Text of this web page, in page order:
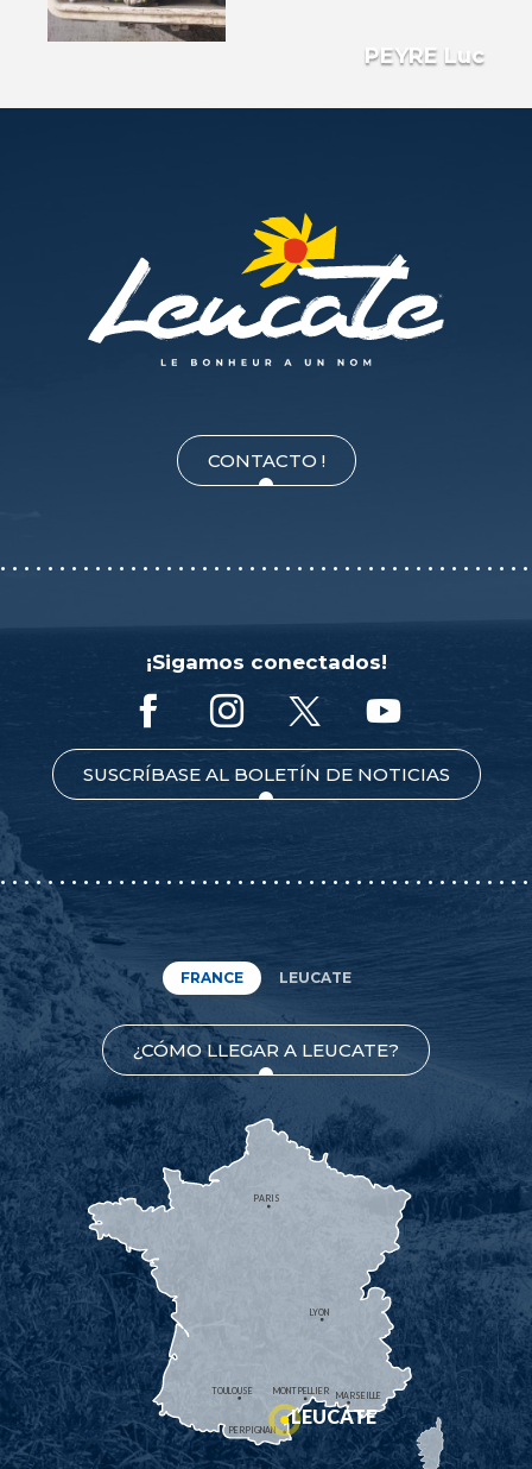
PEYRE Luc
CONTACTO !
¡Sigamos conectados!
SUSCRÍBASE AL BOLETÍN DE NOTICIAS
FRANCE LEUCATE
¿CÓMO LLEGAR A LEUCATE?
MONTPELLIER
PERPIGNAN
MARSEILLE
TOULOUSE
LYON
PARIS
LEUCATE